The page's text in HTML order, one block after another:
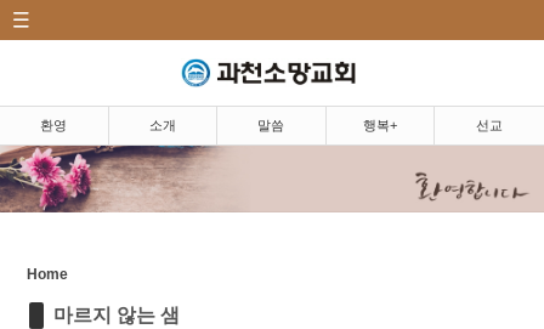
환영 소개 말씀 행복+ 선교
Home
마르지 않는 샘
소개|Introduction
말씀|Message
5분 설교
마르지 않는 샘
Sketchbook5, 스케치북5
Sketchbook5, 스케치북5